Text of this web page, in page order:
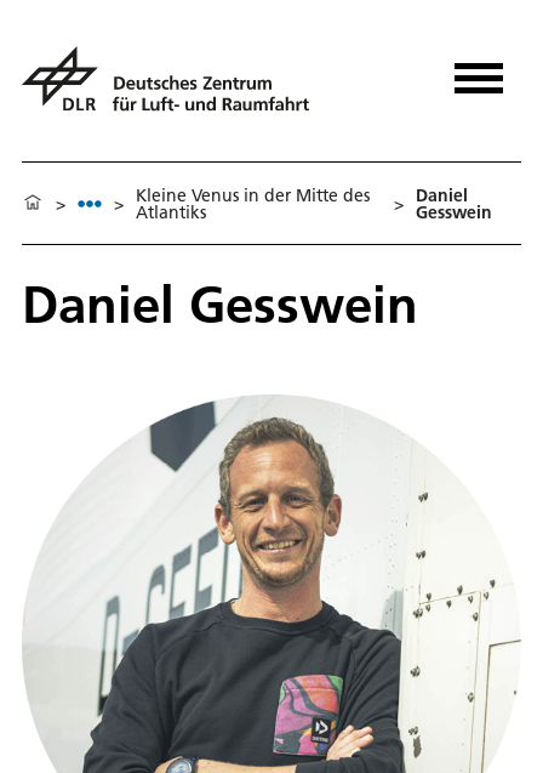
> > Kleine Venus in der Mitte des
Atlantiks > Daniel
Gesswein
Daniel Gesswein